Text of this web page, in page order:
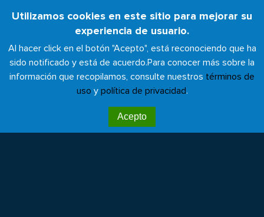
Utilizamos cookies en este sitio para mejorar su
experiencia de usuario.
Al hacer click en el botón "Acepto", está reconociendo que ha
sido notificado y está de acuerdo.Para conocer más sobre la
información que recopilamos, consulte nuestros términos de
uso y política de privacidad.
Acepto
principal
Toggle
Desafío de la salud por el
clima 2024